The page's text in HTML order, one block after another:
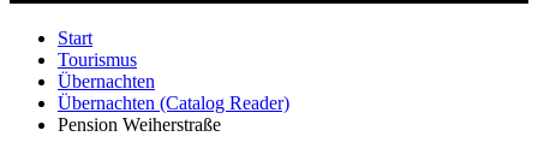
Start
Tourismus
Übernachten
Übernachten (Catalog Reader)
Pension Weiherstraße